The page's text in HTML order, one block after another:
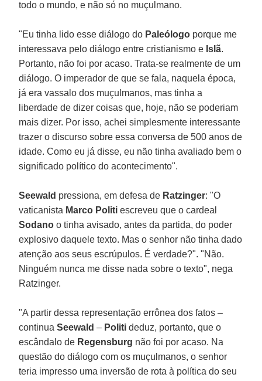
todo o mundo, e não só no muçulmano.
"Eu tinha lido esse diálogo do Paleólogo porque me
interessava pelo diálogo entre cristianismo e Islã.
Portanto, não foi por acaso. Trata-se realmente de um
diálogo. O imperador de que se fala, naquela época,
já era vassalo dos muçulmanos, mas tinha a
liberdade de dizer coisas que, hoje, não se poderiam
mais dizer. Por isso, achei simplesmente interessante
trazer o discurso sobre essa conversa de 500 anos de
idade. Como eu já disse, eu não tinha avaliado bem o
significado político do acontecimento".
Seewald pressiona, em defesa de Ratzinger: "O
vaticanista Marco Politi escreveu que o cardeal
Sodano o tinha avisado, antes da partida, do poder
explosivo daquele texto. Mas o senhor não tinha dado
atenção aos seus escrúpulos. É verdade?". "Não.
Ninguém nunca me disse nada sobre o texto", nega
Ratzinger.
"A partir dessa representação errônea dos fatos –
continuaSeewald – Politi deduz, portanto, que o
escândalo de Regensburg não foi por acaso. Na
questão do diálogo com os muçulmanos, o senhor
teria impresso uma inversão de rota à política do seu